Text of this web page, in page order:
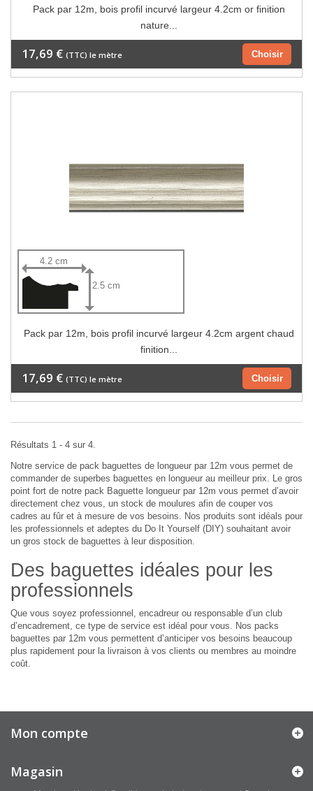
Pack par 12m, bois profil incurvé largeur 4.2cm or finition
nature...
Choisir
17,69 € (TTC) le mètre
4.2 cm
2.5 cm
Pack par 12m, bois profil incurvé largeur 4.2cm argent chaud
finition...
Choisir
17,69 € (TTC) le mètre
Résultats 1 - 4 sur 4.
Notre service de pack baguettes de longueur par 12m vous permet de
commander de superbes baguettes en longueur au meilleur prix. Le gros
point fort de notre pack Baguette longueur par 12m vous permet d’avoir
directement chez vous, un stock de moulures afin de couper vos
cadres au fûr et à mesure de vos besoins. Nos produits sont idéals pour
les professionnels et adeptes du Do It Yourself (DIY) souhaitant avoir
un gros stock de baguettes à leur disposition.
Des baguettes idéales pour les
professionnels
Que vous soyez professionnel, encadreur ou responsable d’un club
d’encadrement, ce type de service est idéal pour vous. Nos packs
baguettes par 12m vous permettent d’anticiper vos besoins beaucoup
plus rapidement pour la livraison à vos clients ou membres au moindre
coût.
Mon compte
Magasin